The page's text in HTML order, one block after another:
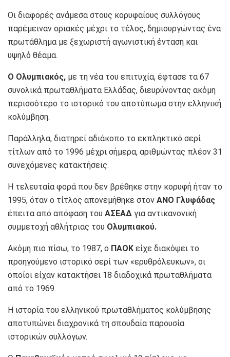
Οι διαφορές ανάμεσα στους κορυφαίους συλλόγους
παρέμειναν οριακές μέχρι το τέλος, δημιουργώντας ένα
πρωτάθλημα με ξεχωριστή αγωνιστική ένταση και
υψηλό θέαμα.
Ο Ολυμπιακός, με τη νέα του επιτυχία, έφτασε τα 67
συνολικά πρωταθλήματα Ελλάδας, διευρύνοντας ακόμη
περισσότερο το ιστορικό του αποτύπωμα στην ελληνική
κολύμβηση.
Παράλληλα, διατηρεί αδιάκοπο το εκπληκτικό σερί
τίτλων από το 1996 μέχρι σήμερα, αριθμώντας πλέον 31
συνεχόμενες κατακτήσεις.
Η τελευταία φορά που δεν βρέθηκε στην κορυφή ήταν το
1995, όταν ο τίτλος απονεμήθηκε στον ΑΝΟ Γλυφάδας
έπειτα από απόφαση του ΑΣΕΑΔ για αντικανονική
συμμετοχή αθλήτριας του Ολυμπιακού.
Ακόμη πιο πίσω, το 1987, ο ΠΑΟΚ είχε διακόψει το
προηγούμενο ιστορικό σερί των «ερυθρόλευκων», οι
οποίοι είχαν κατακτήσει 18 διαδοχικά πρωταθλήματα
από το 1969.
Η ιστορία του ελληνικού πρωταθλήματος κολύμβησης
αποτυπώνει διαχρονικά τη σπουδαία παρουσία
ιστορικών συλλόγων.